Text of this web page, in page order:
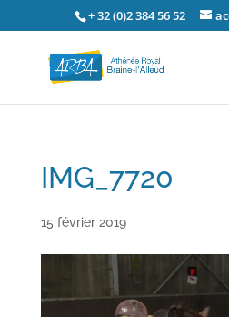
+ 32 (0)2 384 56 52
IMG_7720
15 février 2019